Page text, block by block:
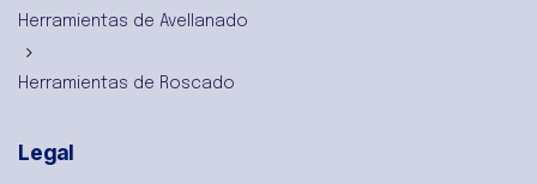
Herramientas de Avellanado
Herramientas de Roscado
Legal